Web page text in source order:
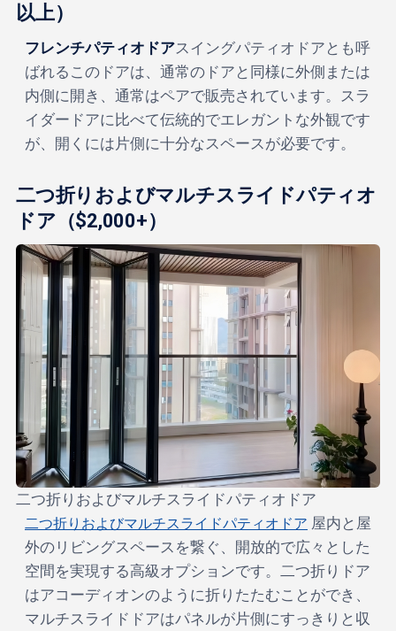
以上）
フレンチパティオドアスイングパティオドアとも呼
ばれるこのドアは、通常のドアと同様に外側または
内側に開き、通常はペアで販売されています。スラ
イダードアに比べて伝統的でエレガントな外観です
が、開くには片側に十分なスペースが必要です。
二つ折りおよびマルチスライドパティオ
ドア（$2,000+）
二つ折りおよびマルチスライドパティオドア
二つ折りおよびマルチスライドパティオドア 屋内と屋
外のリビングスペースを繋ぐ、開放的で広々とした
空間を実現する高級オプションです。二つ折りドア
はアコーディオンのように折りたたむことができ、
マルチスライドドアはパネルが片側にすっきりと収